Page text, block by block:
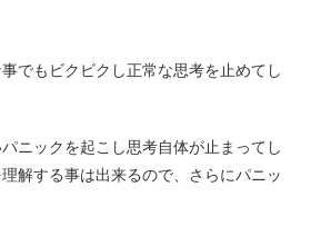
事でもビクビクし正常な思考を止めてし
パニックを起こし思考自体が止まってし
解する事は出来るので、さらにパニッ